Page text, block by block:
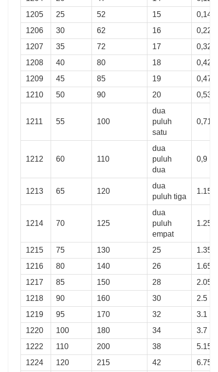
1205
25 52 15
0,14
1206
30 62 16
0,22
1207
35 72 17
0,32
1208
40 80 18
0,42
1209
45 85 19
0,47
1210
50 90 20 0,53
1211 55 100
dua
puluh
satu
0,71
1212 60 110
dua
puluh
dua
0,9
1213 65 120
dua
puluh tiga
1.15
1214 70 125
dua
puluh
empat
1.25
1215 75 130 25
1.35
1216
80 140 26
1.65
1217
85 150 28
2.05
1218
90 160 30
2.5
1219
95 170 32
3.1
1220
100 180 34
3.7
1222
110 200 38
5.15
1224
120 215 42 6.75